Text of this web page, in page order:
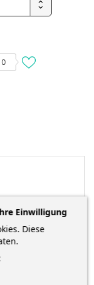
0
und
Einwilligung
Diese